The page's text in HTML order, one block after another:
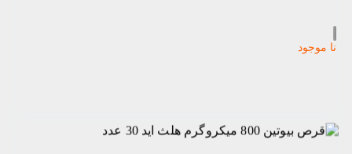
نا موجود